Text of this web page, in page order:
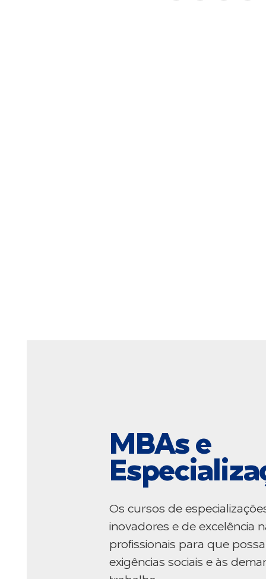
MBAs e
Os cursos de
inovadores e de excelência
profissionais para que
exigências sociais e às